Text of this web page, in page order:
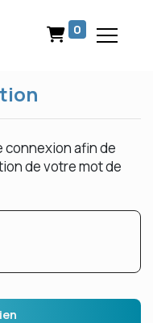
0
connexion afin de
de votre mot de